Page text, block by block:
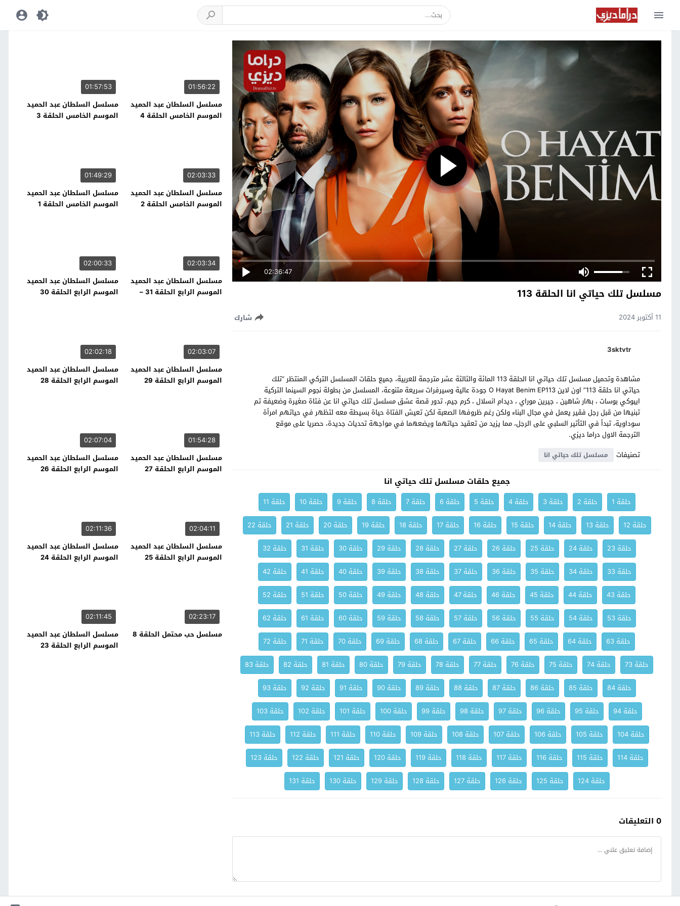
02:36:47
مسلسل تلك حياتي انا الحلقة 113
11 أكتوبر 2024 شارك
3sktvtr
مشاهدة وتحميل مسلسل تلك حياتي انا الحلقة 113 المائة والثالثة عشر مترجمة للعربية، جميع حلقات المسلسل التركي المنتظر “تلك
حياتي انا حلقة 113” اون لاين O Hayat Benim EP113 جودة عالية وسيرفرات سريعة متنوعة، المسلسل من بطولة نجوم السينما التركية
ايبوكي بوسات ، بهار شاهين ، جيرين موراي ، ديدام انسلال ، كرم جيم، تدور قصة عشق مسلسل تلك حياتي انا عن فتاة صغيرة وضعيفة تم
تبنيها من قبل رجل فقير يعمل في مجال البناء ولكن رغم ظروفها الصعبة لكن تعيش الفتاة حياة بسيطة معه لتظهر في حياتهم امرأة
سوداوية، تبدأ في التأثير السلبي على الرجل، مما يزيد من تعقيد حياتهما ويضعهما في مواجهة تحديات جديدة، حصريا على موقع
الترجمة الاول دراما ديزي.
تصنيفات
مسلسل تلك حياتي انا
جميع حلقات مسلسل تلك حياتي انا
حلقة 1 حلقة 2 حلقة 3 حلقة 4 حلقة 5 حلقة 6 حلقة 7 حلقة 8 حلقة 9 حلقة 10
حلقة 11
حلقة 12
حلقة 13 حلقة 14 حلقة 15 حلقة 16 حلقة 17 حلقة 18 حلقة 19 حلقة 20 حلقة 21
حلقة 22
حلقة 23
حلقة 24 حلقة 25 حلقة 26 حلقة 27 حلقة 28 حلقة 29 حلقة 30 حلقة 31
حلقة 32
حلقة 33
حلقة 34 حلقة 35 حلقة 36 حلقة 37 حلقة 38 حلقة 39 حلقة 40 حلقة 41
حلقة 42
حلقة 43
حلقة 44 حلقة 45 حلقة 46 حلقة 47 حلقة 48 حلقة 49 حلقة 50 حلقة 51
حلقة 52
حلقة 53
حلقة 54 حلقة 55 حلقة 56 حلقة 57 حلقة 58 حلقة 59 حلقة 60 حلقة 61
حلقة 62
حلقة 63
حلقة 64 حلقة 65 حلقة 66 حلقة 67 حلقة 68 حلقة 69 حلقة 70 حلقة 71
حلقة 72
حلقة 73
حلقة 74 حلقة 75 حلقة 76 حلقة 77 حلقة 78 حلقة 79 حلقة 80 حلقة 81 حلقة 82
حلقة 83
حلقة 84
حلقة 85 حلقة 86 حلقة 87 حلقة 88 حلقة 89 حلقة 90 حلقة 91 حلقة 92
حلقة 93
حلقة 94
حلقة 95 حلقة 96 حلقة 97 حلقة 98 حلقة 99 حلقة 100 حلقة 101 حلقة 102
حلقة 103
حلقة 104
حلقة 105 حلقة 106 حلقة 107 حلقة 108 حلقة 109 حلقة 110 حلقة 111 حلقة 112
حلقة 113
حلقة 114
حلقة 115 حلقة 116 حلقة 117 حلقة 118 حلقة 119 حلقة 120 حلقة 121 حلقة 122
حلقة 123
حلقة 124
حلقة 125 حلقة 126 حلقة 127 حلقة 128 حلقة 129 حلقة 130 حلقة 131
0 التعليقات
01:56:22
مسلسل السلطان عبد الحميد
الموسم الخامس الحلقة 4
01:57:53
مسلسل السلطان عبد الحميد
الموسم الخامس الحلقة 3
02:03:33
مسلسل السلطان عبد الحميد
الموسم الخامس الحلقة 2
01:49:29
مسلسل السلطان عبد الحميد
الموسم الخامس الحلقة 1
02:03:34
مسلسل السلطان عبد الحميد
الموسم الرابع الحلقة 31 –
02:00:33
مسلسل السلطان عبد الحميد
الموسم الرابع الحلقة 30
02:03:07
مسلسل السلطان عبد الحميد
الموسم الرابع الحلقة 29
02:02:18
مسلسل السلطان عبد الحميد
الموسم الرابع الحلقة 28
01:54:28
مسلسل السلطان عبد الحميد
الموسم الرابع الحلقة 27
02:07:04
مسلسل السلطان عبد الحميد
الموسم الرابع الحلقة 26
02:04:11
مسلسل السلطان عبد الحميد
الموسم الرابع الحلقة 25
02:11:36
مسلسل السلطان عبد الحميد
الموسم الرابع الحلقة 24
02:23:17
مسلسل حب محتمل الحلقة 8
02:11:45
مسلسل السلطان عبد الحميد
الموسم الرابع الحلقة 23